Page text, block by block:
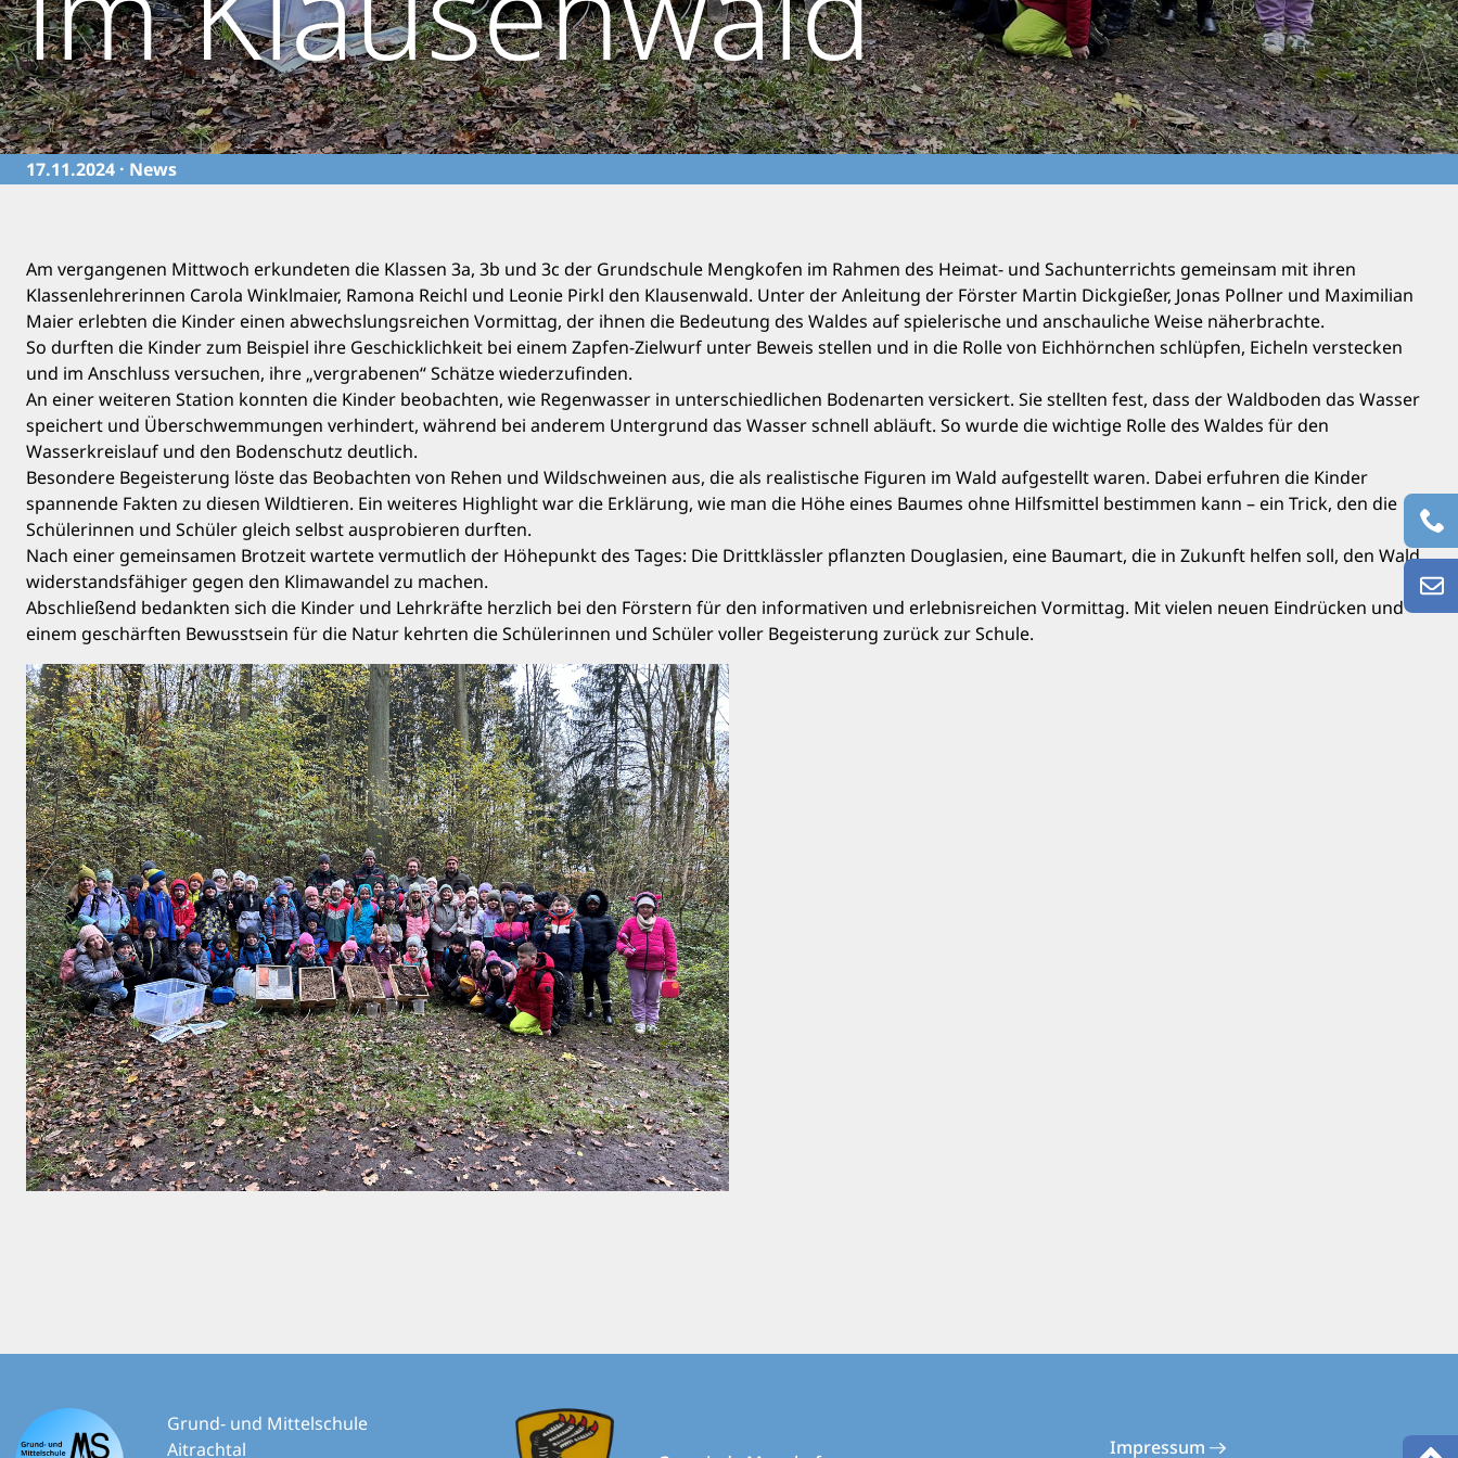
17.11.2024 · News
Am vergangenen Mittwoch erkundeten die Klassen 3a, 3b und 3c der Grundschule Mengkofen im Rahmen des Heimat- und Sachunterrichts gemeinsam mit ihren
Klassenlehrerinnen Carola Winklmaier, Ramona Reichl und Leonie Pirkl den Klausenwald. Unter der Anleitung der Förster Martin Dickgießer, Jonas Pollner und Maximilian
Maier erlebten die Kinder einen abwechslungsreichen Vormittag, der ihnen die Bedeutung des Waldes auf spielerische und anschauliche Weise näherbrachte.
So durften die Kinder zum Beispiel ihre Geschicklichkeit bei einem Zapfen-Zielwurf unter Beweis stellen und in die Rolle von Eichhörnchen schlüpfen, Eicheln verstecken
und im Anschluss versuchen, ihre „vergrabenen“ Schätze wiederzufinden.
An einer weiteren Station konnten die Kinder beobachten, wie Regenwasser in unterschiedlichen Bodenarten versickert. Sie stellten fest, dass der Waldboden das Wasser
speichert und Überschwemmungen verhindert, während bei anderem Untergrund das Wasser schnell abläuft. So wurde die wichtige Rolle des Waldes für den
Wasserkreislauf und den Bodenschutz deutlich.
Besondere Begeisterung löste das Beobachten von Rehen und Wildschweinen aus, die als realistische Figuren im Wald aufgestellt waren. Dabei erfuhren die Kinder
spannende Fakten zu diesen Wildtieren. Ein weiteres Highlight war die Erklärung, wie man die Höhe eines Baumes ohne Hilfsmittel bestimmen kann – ein Trick, den die
Schülerinnen und Schüler gleich selbst ausprobieren durften.
Nach einer gemeinsamen Brotzeit wartete vermutlich der Höhepunkt des Tages: Die Drittklässler pflanzten Douglasien, eine Baumart, die in Zukunft helfen soll, den Wald
widerstandsfähiger gegen den Klimawandel zu machen.
Abschließend bedankten sich die Kinder und Lehrkräfte herzlich bei den Förstern für den informativen und erlebnisreichen Vormittag. Mit vielen neuen Eindrücken und
einem geschärften Bewusstsein für die Natur kehrten die Schülerinnen und Schüler voller Begeisterung zurück zur Schule.
Grund- und Mittelschule
Aitrachtal
Impressum